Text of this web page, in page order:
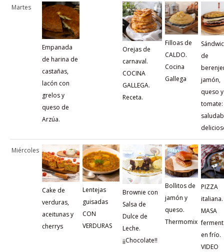
Martes
Empanada
de harina de
castañas,
lacón con
grelos y
queso de
Arzúa.
Orejas de
carnaval.
COCINA
GALLEGA.
Receta.
Filloas de
CALDO.
Cocina
Gallega
de
jamón,
queso y
tomate:
Miércoles
Cake de
verduras,
aceitunas y
cherrys
Lentejas
guisadas
CON
VERDURAS
Brownie con
Salsa de
Dulce de
Leche.
¡¡Chocolate!!
Bollitos de
jamón y
queso.
Thermomix
PIZZA
italiana.
MASA
en frío.
VIDEO